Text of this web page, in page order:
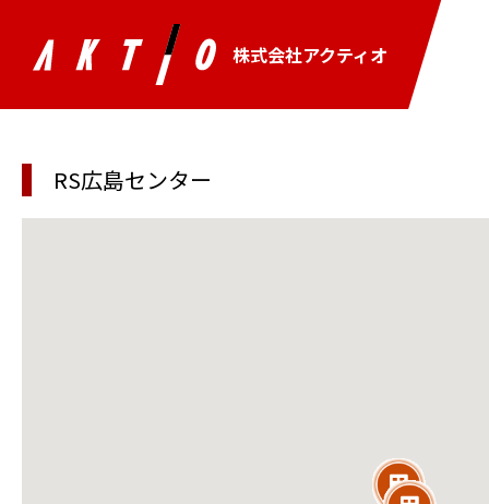
株式会社アクティオ
RS広島センター